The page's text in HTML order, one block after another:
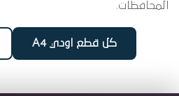
المحافظات.
كل قطع اودي A4